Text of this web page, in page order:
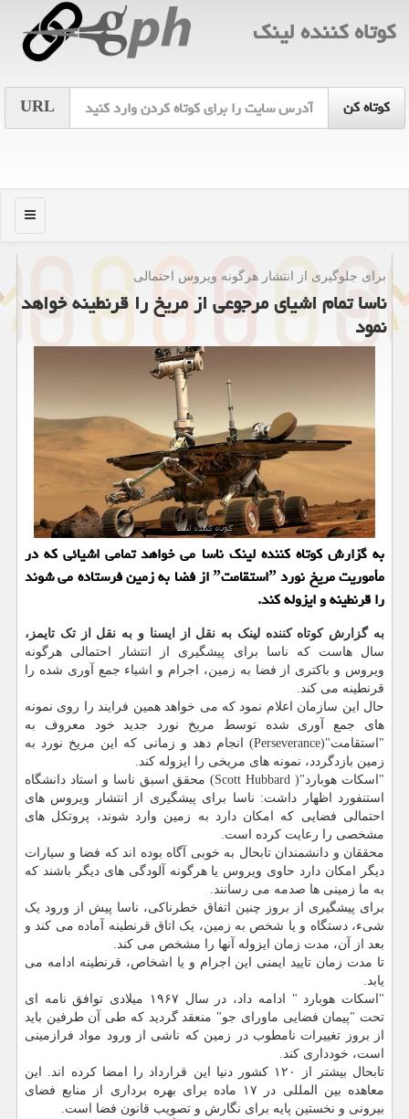
كوتاه كننده لینك
URL
منو
برای جلوگیری از انتشار هرگونه ویروس احتمالی
ناسا تمام اشیای مرجوعی از مریخ را قرنطینه خواهد
نمود
به گزارش كوتاه كننده لینك ناسا می خواهد تمامی اشیائی كه در
مأموریت مریخ نورد ˮاستقامتˮ از فضا به زمین فرستاده می شوند
را قرنطینه و ایزوله كند.
به گزارش کوتاه کننده لینک به نقل از ایسنا و به نقل از تک تایمز،
سال هاست که ناسا برای پیشگیری از انتشار احتمالی هرگونه
ویروس و باکتری از فضا به زمین، اجرام و اشیاء جمع آوری شده را
قرنطینه می کند.
حال این سازمان اعلام نمود که می خواهد همین فرایند را روی نمونه
های جمع آوری شده توسط مریخ نورد جدید خود معروف به
"استقامت"(Perseverance) انجام دهد و زمانی که این مریخ نورد به
زمین بازدگردد، نمونه های مریخی را ایزوله کند.
"اسکات هوبارد"( Scott Hubbard) محقق اسبق ناسا و استاد دانشگاه
استنفورد اظهار داشت: ناسا برای پیشگیری از انتشار ویروس های
احتمالی فضایی که امکان دارد به زمین وارد شوند، پروتکل های
مشخصی را رعایت کرده است.
محققان و دانشمندان تابحال به خوبی آگاه بوده اند که فضا و سیارات
دیگر امکان دارد حاوی ویروس یا هرگونه آلودگی های دیگر باشند که
به ما زمینی ها صدمه می رسانند.
برای پیشگیری از بروز چنین اتفاق خطرناکی، ناسا پیش از ورود یک
شیء، دستگاه و یا شخص به زمین، یک اتاق قرنطینه آماده می کند و
بعد از آن، مدت زمان ایزوله آنها را مشخص می کند.
تا مدت زمان تایید ایمنی این اجرام و یا اشخاص، قرنطینه ادامه می
یابد.
"اسکات هوبارد " ادامه داد، در سال ۱۹۶۷ میلادی توافق نامه ای
تحت "پیمان فضایی ماورای جو" منعقد گردید که طی آن طرفین باید
از بروز تغییرات نامطوب در زمین که ناشی از ورود مواد فرازمینی
است، خودداری کند.
تابحال بیشتر از ۱۲۰ کشور دنیا این قرارداد را امضا کرده اند. این
معاهده بین المللی در ۱۷ ماده برای بهره برداری از منابع فضای
بیرونی و نخستین پایه برای نگارش و تصویب قانون فضا است.